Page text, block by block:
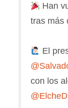
Han
tras más
El
con los